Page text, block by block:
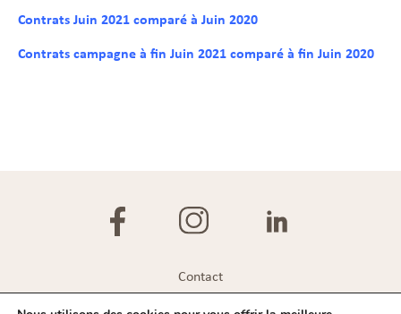
Contrats Juin 2021 comparé à Juin 2020
Contrats campagne à fin Juin 2021 comparé à fin Juin 2020
Contact